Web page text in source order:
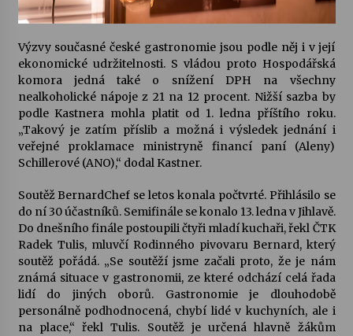
3. 7. 2026
Petr Adamec – Malovaný svět
30. 6. 2026
Výzvy současné české gastronomie jsou podle něj i v její
ekonomické udržitelnosti. S vládou proto Hospodářská
komora jedná také o snížení DPH na všechny
nealkoholické nápoje z 21 na 12 procent. Nižší sazba by
podle Kastnera mohla platit od 1. ledna příštího roku.
„Takový je zatím příslib a možná i výsledek jednání i
veřejné proklamace ministryně financí paní (Aleny)
Schillerové (ANO),“ dodal Kastner.
Soutěž BernardChef se letos konala počtvrté. Přihlásilo se
do ní 30 účastníků. Semifinále se konalo 13. ledna v Jihlavě.
Do dnešního finále postoupili čtyři mladí kuchaři, řekl ČTK
Radek Tulis, mluvčí Rodinného pivovaru Bernard, který
soutěž pořádá. „Se soutěží jsme začali proto, že je nám
známá situace v gastronomii, ze které odchází celá řada
lidí do jiných oborů. Gastronomie je dlouhodobě
personálně podhodnocená, chybí lidé v kuchyních, ale i
na place,“ řekl Tulis. Soutěž je určená hlavně žákům